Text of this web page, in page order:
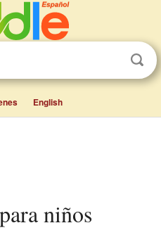
English
niños